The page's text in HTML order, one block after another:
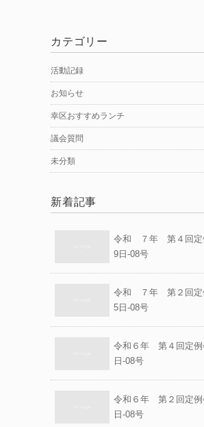
カテゴリー
活動記録
お知らせ
幸区おすすめランチ
議会質問
未分類
新着記事
令和 ７年 第４回定
9日-08号
令和 ７年 第２回定
5日-08号
令和６年 第４回定例
日-08号
令和６年 第２回定例
日-08号